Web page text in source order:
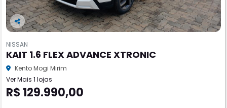
Co
pa
rtil
he
NISSAN
KAIT 1.6 FLEX ADVANCE XTRONIC
Kento Mogi Mirim
Ver Mais 1 lojas
R$ 129.990,00